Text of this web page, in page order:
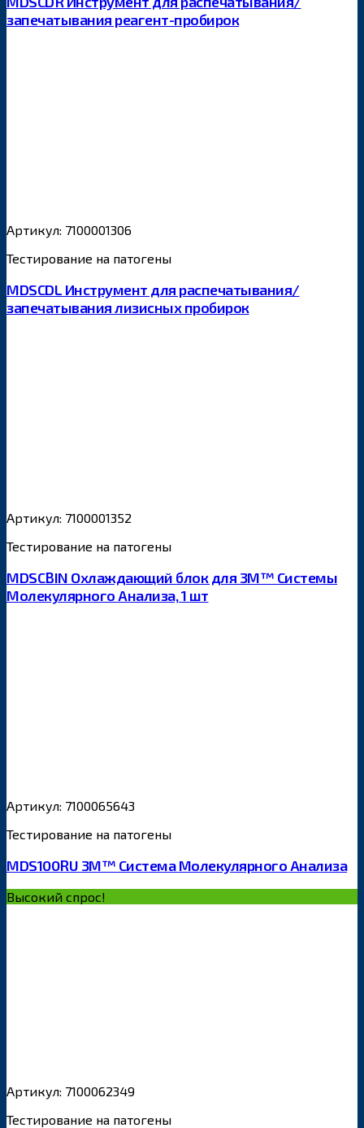
запечатывания реагент-пробирок
Артикул: 7100001306
Тестирование на патогены
MDSCDL Инструмент для распечатывания/
запечатывания лизисных пробирок
Артикул: 7100001352
Тестирование на патогены
MDSCBIN Охлаждающий блок для 3М™ Системы
Молекулярного Анализа, 1 шт
Артикул: 7100065643
Тестирование на патогены
MDS100RU 3M™ Система Молекулярного Анализа
Высокий спрос!
Артикул: 7100062349
Тестирование на патогены